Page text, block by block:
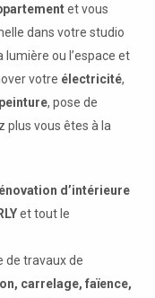
et vous
dans votre studio
ou l’espace et
votre électricité,
, pose de
plus vous êtes à la
d’intérieure
et tout le
de travaux de
carrelage, faïence,